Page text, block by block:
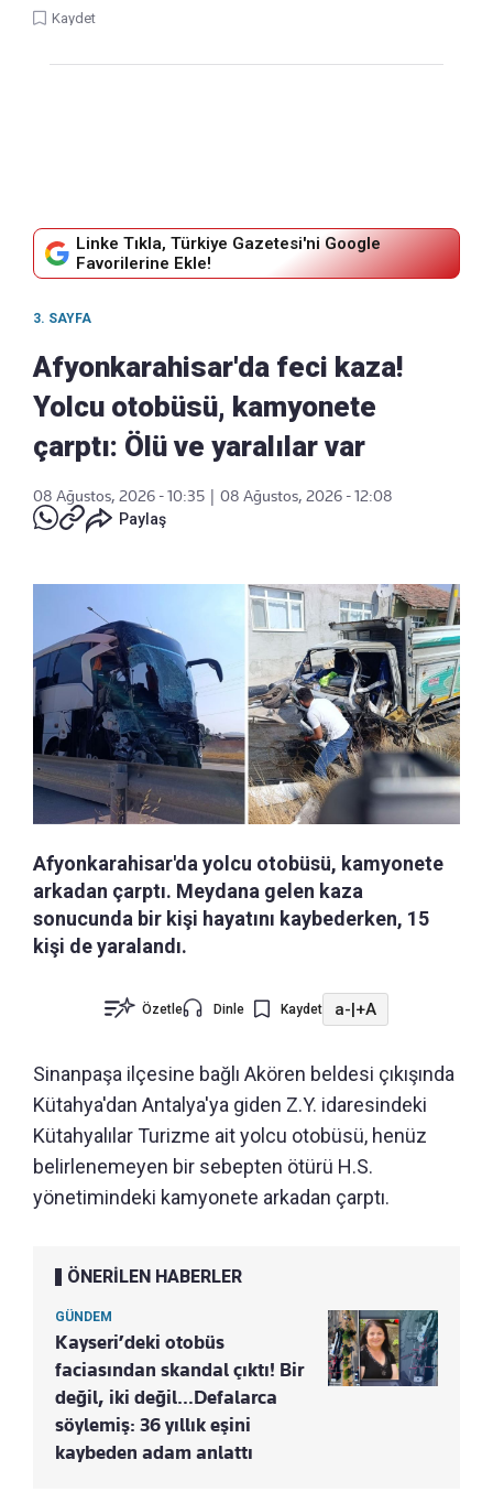
Kaydet
Linke Tıkla, Türkiye Gazetesi'ni Google
Favorilerine Ekle!
3. SAYFA
Afyonkarahisar'da feci kaza!
Yolcu otobüsü, kamyonete
çarptı: Ölü ve yaralılar var
08 Ağustos, 2026 - 10:35
08 Ağustos, 2026 - 12:08
Paylaş
Afyonkarahisar'da yolcu otobüsü, kamyonete
arkadan çarptı. Meydana gelen kaza
sonucunda bir kişi hayatını kaybederken, 15
kişi de yaralandı.
Özetle Dinle Kaydet a-|+A
Sinanpaşa ilçesine bağlı Akören beldesi çıkışında
Kütahya'dan Antalya'ya giden Z.Y. idaresindeki
Kütahyalılar Turizme ait yolcu otobüsü, henüz
belirlenemeyen bir sebepten ötürü H.S.
yönetimindeki kamyonete arkadan çarptı.
ÖNERİLEN HABERLER
GÜNDEM
Kayseri’deki otobüs
faciasından skandal çıktı! Bir
değil, iki değil…Defalarca
söylemiş: 36 yıllık eşini
kaybeden adam anlattı